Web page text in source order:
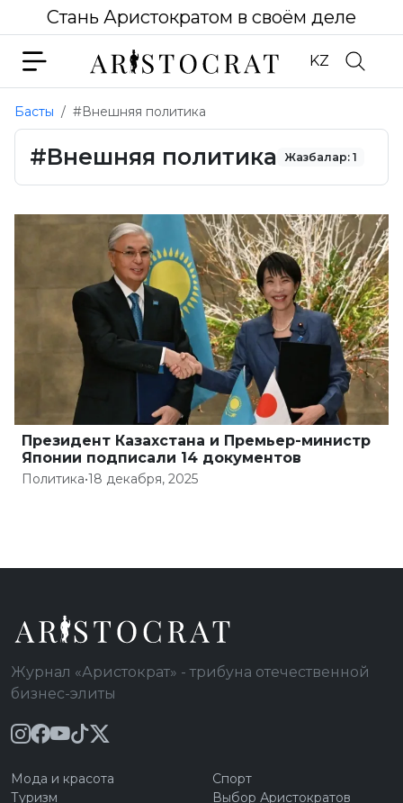
Стань Аристократом в своём деле
KZ
Басты #Внешняя политика
#Внешняя политика Жазбалар: 1
Президент Казахстана и Премьер-министр
Японии подписали 14 документов
Политика•18 декабря, 2025
Журнал «Аристократ» - трибуна отечественной
бизнес-элиты
Мода и красота
Туризм
Спорт
Выбор Аристократов